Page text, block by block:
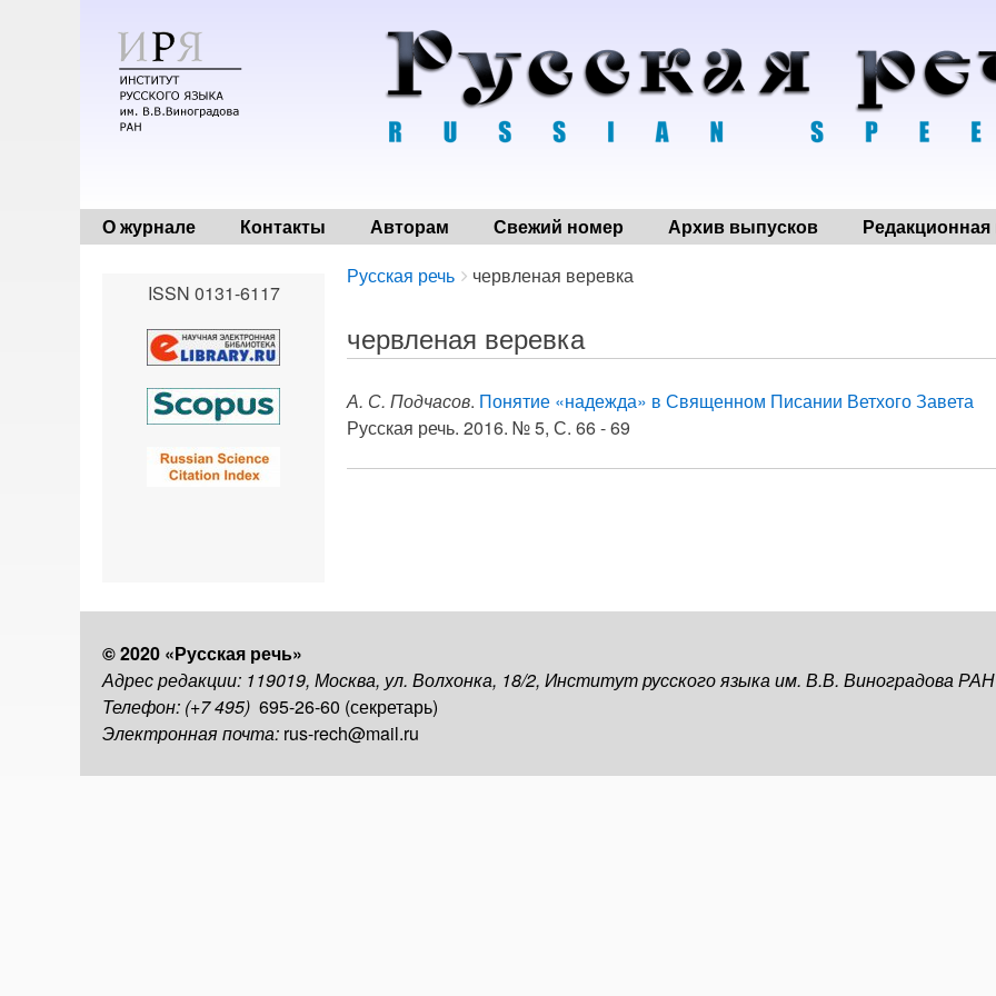
О журнале Контакты Авторам Свежий номер Архив выпусков Редакционная
Breadcrumbs
You
here:
Русская речь червленая веревка
червленая веревка
А. С. Подчасов. Понятие «надежда» в Священном Писании Ветхого Завета
Русская речь. 2016. № 5, С. 66 - 69
ISSN 0131-6117
© 2020 «Русская речь»
Адрес редакции: 119019, Москва, ул. Волхонка, 18/2, Институт русского языка им. В.В. Виноградова РАН
Телефон: (+7 495) 695-26-60 (секретарь)
Электронная почта: rus-rech@mail.ru